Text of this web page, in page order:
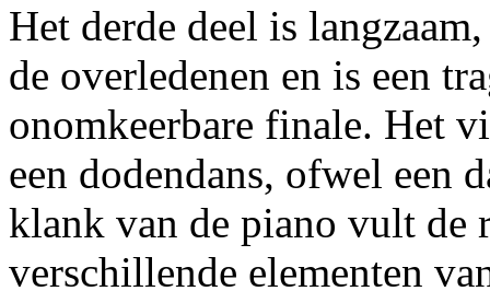
Het derde deel is
de overledenen en is een
onomkeerbare finale. Het
een dodendans, ofwel een
klank van de piano vult de
verschillende elementen